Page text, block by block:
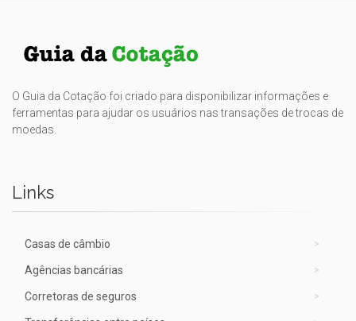
O Guia da Cotação foi criado para disponibilizar informações e
ferramentas para ajudar os usuários nas transações de trocas de
moedas.
Links
Casas de câmbio
Agências bancárias
Corretoras de seguros